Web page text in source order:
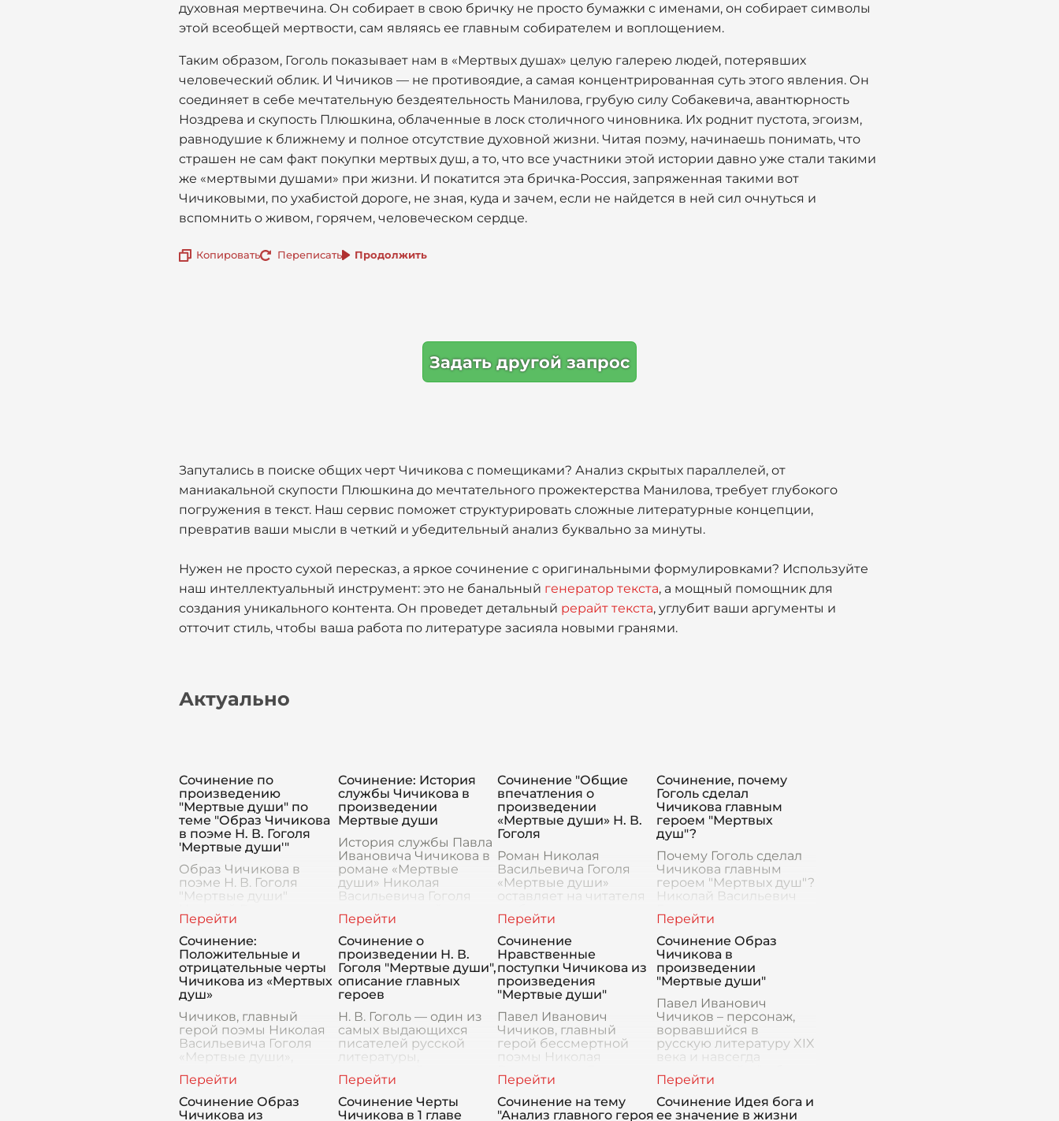
духовная мертвечина. Он собирает в свою бричку не просто бумажки с именами, он собирает символы
этой всеобщей мертвости, сам являясь ее главным собирателем и воплощением.
Таким образом, Гоголь показывает нам в «Мертвых душах» целую галерею людей, потерявших
человеческий облик. И Чичиков — не противоядие, а самая концентрированная суть этого явления. Он
соединяет в себе мечтательную бездеятельность Манилова, грубую силу Собакевича, авантюрность
Ноздрева и скупость Плюшкина, облаченные в лоск столичного чиновника. Их роднит пустота, эгоизм,
равнодушие к ближнему и полное отсутствие духовной жизни. Читая поэму, начинаешь понимать, что
страшен не сам факт покупки мертвых душ, а то, что все участники этой истории давно уже стали такими
же «мертвыми душами» при жизни. И покатится эта бричка-Россия, запряженная такими вот
Чичиковыми, по ухабистой дороге, не зная, куда и зачем, если не найдется в ней сил очнуться и
вспомнить о живом, горячем, человеческом сердце.
Копировать Переписать Продолжить
Задать другой запрос
Запутались в поиске общих черт Чичикова с помещиками? Анализ скрытых параллелей, от
маниакальной скупости Плюшкина до мечтательного прожектерства Манилова, требует глубокого
погружения в текст. Наш сервис поможет структурировать сложные литературные концепции,
превратив ваши мысли в четкий и убедительный анализ буквально за минуты.
Нужен не просто сухой пересказ, а яркое сочинение с оригинальными формулировками? Используйте
наш интеллектуальный инструмент: это не банальный генератор текста, а мощный помощник для
создания уникального контента. Он проведет детальный рерайт текста, углубит ваши аргументы и
отточит стиль, чтобы ваша работа по литературе засияла новыми гранями.
Актуально
Сочинение по
произведению
"Мертвые души" по
теме "Образ Чичикова
в поэме Н. В. Гоголя
'Мертвые души'"
Образ Чичикова в
поэме Н. В. Гоголя
"Мертвые души"
Гоголь в своей поэме
"Мертвые души" создал
один из самых
запоминающихся и
неоднозначных
персонажей в русской
Сочинение: История
службы Чичикова в
произведении
Мертвые души
История службы Павла
Ивановича Чичикова в
романе «Мертвые
души» Николая
Васильевича Гоголя
центральных линий
повествования. Она
раскрывает персонажа
не только как
Сочинение "Общие
впечатления о
произведении
«Мертвые души» Н. В.
Гоголя
Роман Николая
Васильевича Гоголя
«Мертвые души»
оставляет на читателя
и заставляет
задуматься о многих
аспектах человеческой
жизни. Это
произведение
выделяется
Сочинение, почему
Гоголь сделал
Чичикова главным
героем "Мертвых
душ"?
Почему Гоголь сделал
Чичикова главным
героем "Мертвых душ"?
Николай Васильевич
сатиры и отточенного
социального
наблюдения. Выбор
Чичикова главным
героем "Мертвых
Сочинение:
Положительные и
отрицательные черты
Чичикова из «Мертвых
душ»
Чичиков, главный
герой поэмы Николая
Васильевича Гоголя
«Мертвые души»,
самых своеобразных и
многогранных фигур
русской литературы.
Сочинение о
произведении Н. В.
Гоголя "Мертвые души",
описание главных
героев
Н. В. Гоголь — один из
самых выдающихся
писателей русской
литературы,
множество
необычайных
произведений. Одним
Сочинение
Нравственные
поступки Чичикова из
произведения
"Мертвые души"
Павел Иванович
Чичиков, главный
герой бессмертной
поэмы Николая
"Мертвые души",
предстает перед
читателем как
Сочинение Образ
Чичикова в
произведении
"Мертвые души"
Павел Иванович
Чичиков – персонаж,
ворвавшийся в
русскую литературу XIX
века и навсегда
Он не герой, не злодей
в привычном
понимании, а скорее
Сочинение Образ
Чичикова из
Сочинение Черты
Чичикова в 1 главе
Сочинение на тему
"Анализ главного героя
Сочинение Идея бога и
ее значение в жизни